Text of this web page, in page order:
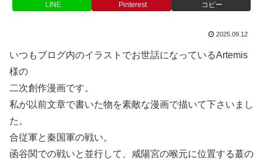
LINE Pinterest コピー
2025.09.12
いつもブログ内のイラストでお世話になっているArtemis
様の
二次創作漫画です。
私が以前文章で書いた物を素敵な漫画で描いて下さいまし
た。
合従軍と秦国軍の戦い。
函谷関での戦いと並行して、咸陽宮の喉元に位置する蕞の